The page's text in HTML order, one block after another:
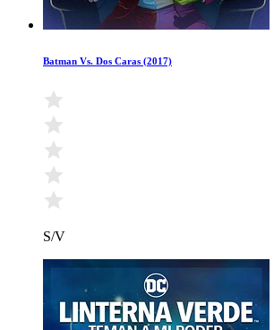
Batman Vs. Dos Caras (2017)
S/V